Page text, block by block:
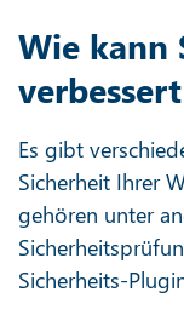
Wie kann
Es gibt
Sicherheit Ihrer
gehören unter
Sicherheits-